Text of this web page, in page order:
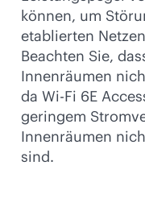
können, um
etablierten
Beachten Sie,
Innenräumen
daWi-Fi 6E
geringem
Innenräumen
sind.